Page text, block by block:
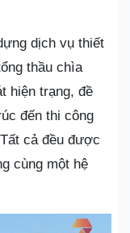
dịch vụ thiết
thầu chìa
hiện trạng, đề
đến thi công
cả đều được
cùng một hệ